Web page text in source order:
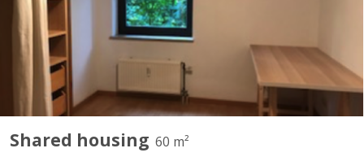
Shared housing 60 m²
repas, salle de bain(Bain & douche), machine à laver, armoire de
rangement hall d'entrée, balcon, cave. L'appartement possède 2
chambres, l'autre étant occupée par la fille du...